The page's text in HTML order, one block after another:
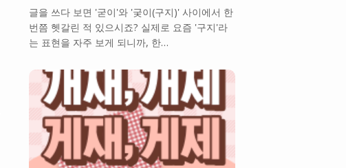
글을 쓰다 보면 '굳이'와 '궂이(구지)' 사이에서 한
번쯤 헷갈린 적 있으시죠? 실제로 요즘 '구지'라
는 표현을 자주 보게 되니까, 한…